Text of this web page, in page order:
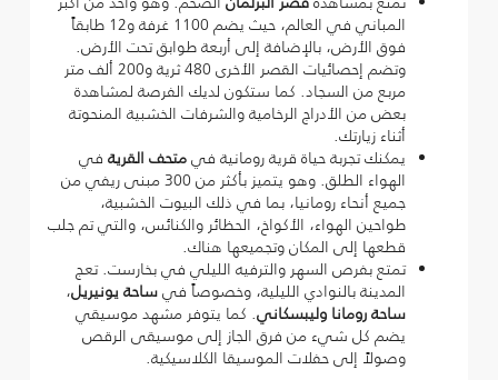
المباني في العالم، حيث يضم 1100 غرفة و12 طابقاً
فوق الأرض، بالإضافة إلى أربعة طوابق تحت الأرض.
وتضم إحصائيات القصر الأخرى 480 ثرية و200 ألف متر
مربع من السجاد. كما ستكون لديك الفرصة لمشاهدة
بعض من الأدراج الرخامية والشرفات الخشبية المنحوتة
أثناء زيارتك.
يمكنك تجربة حياة قرية رومانية فيمتحف القريةفي
الهواء الطلق. وهو يتميز بأكثر من 300 مبنى ريفي من
جميع أنحاء رومانيا، بما في ذلك البيوت الخشبية،
طواحين الهواء، الأكواخ، الحظائر والكنائس، والتي تم جلب
قطعها إلى المكان وتجميعها هناك.
تمتع بفرص السهر والترفيه الليلي في بخارست. تعج
المدينة بالنوادي الليلية، وخصوصاً فيساحة يونيريل،
ساحة رومانا وليبسكاني. كما يتوفر مشهد موسيقي
يضم كل شيء من فرق الجاز إلى موسيقى الرقص
وصولاً إلى حفلات الموسيقا الكلاسيكية.